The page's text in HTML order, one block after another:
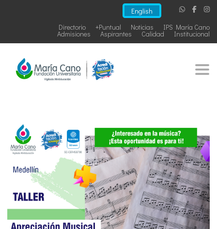
English
IPS María Cano
Noticias
+Puntual
Directorio
Institucional
Calidad
Aspirantes
Admisiones